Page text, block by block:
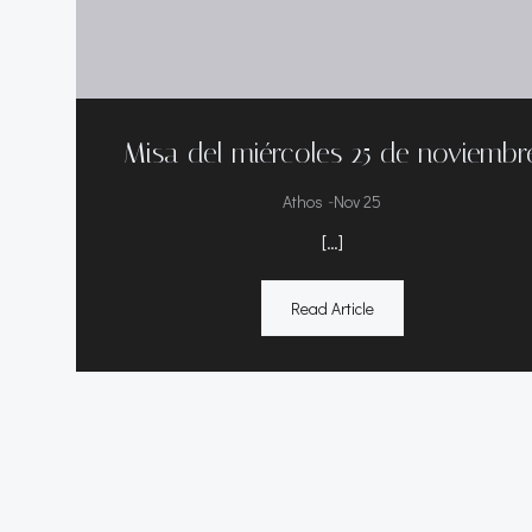
Misa del miércoles 25 de
Athos -Nov 25
[…]
Read Article